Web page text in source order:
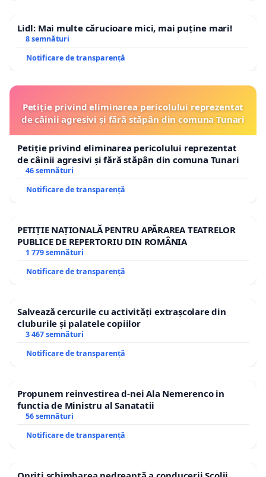
Lidl: Mai multe cărucioare mici, mai puține mari!
8 semnături
Notificare de transparență
Petiție privind eliminarea pericolului reprezentat
de câinii agresivi și fără stăpân din comuna Tunari
Petiție privind eliminarea pericolului reprezentat
de câinii agresivi și fără stăpân din comuna Tunari
46 semnături
Notificare de transparență
PETIȚIE NAȚIONALĂ PENTRU APĂRAREA TEATRELOR
PUBLICE DE REPERTORIU DIN ROMÂNIA
1 779 semnături
Notificare de transparență
Salvează cercurile cu activități extrașcolare din
cluburile și palatele copiilor
3 467 semnături
Notificare de transparență
Propunem reinvestirea d-nei Ala Nemerenco in
functia de Ministru al Sanatatii
56 semnături
Notificare de transparență